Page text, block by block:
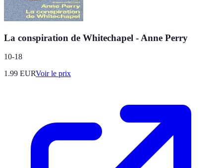
La conspiration de Whitechapel - Anne Perry
10-18
1.99 EURVoir le prix